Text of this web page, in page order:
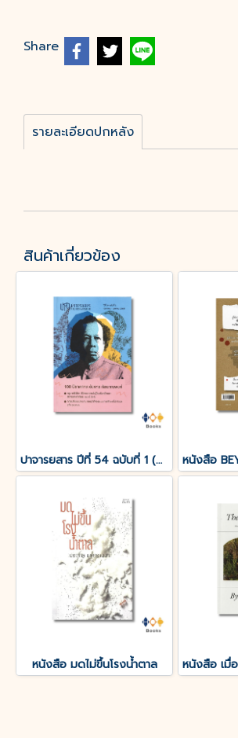
Share
รายละเอียดปกหลัง
สินค้าเกี่ยวข้อง
ปาจารยสาร ปีที่ 54 ฉบับที่ 1 (ม.ค. – เม.ย. 2568) ฉบับ 100 ปีชาตกาล อังคาร กัลยาณพงศ์
หนังสือ มดไม่ขึ้นโรงน้ำตาล